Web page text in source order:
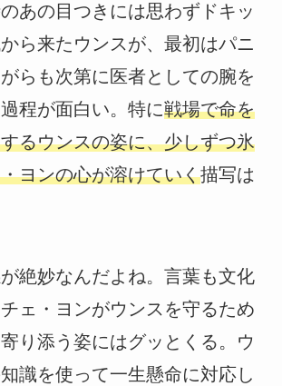
あの目つきには思わずドキッ
ら来たウンスが、最初はパニ
らも次第に医者としての腕を
程が面白い。特に戦場で命を
るウンスの姿に、少しずつ氷
ヨンの心が溶けていく描写は
絶妙なんだよね。言葉も文化
ェ・ヨンがウンスを守るため
り添う姿にはグッとくる。ウ
識を使って一生懸命に対応し